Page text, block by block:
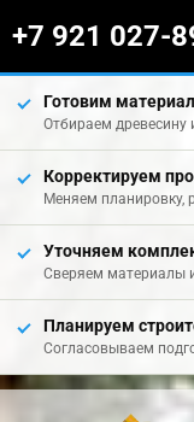
+7 921 027-
Готовим
Отбираем древесину
Корректируем
Меняем планировку,
Уточняем
Сверяем материалы
Планируем
Согласовываем